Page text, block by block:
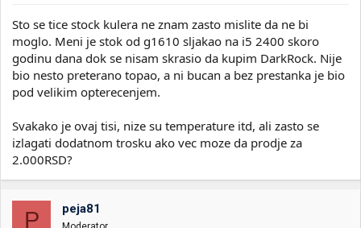
Sto se tice stock kulera ne znam zasto mislite da ne bi
moglo. Meni je stok od g1610 sljakao na i5 2400 skoro
godinu dana dok se nisam skrasio da kupim DarkRock. Nije
bio nesto preterano topao, a ni bucan a bez prestanka je bio
pod velikim opterecenjem.
Svakako je ovaj tisi, nize su temperature itd, ali zasto se
izlagati dodatnom trosku ako vec moze da prodje za
2.000RSD?
P peja81